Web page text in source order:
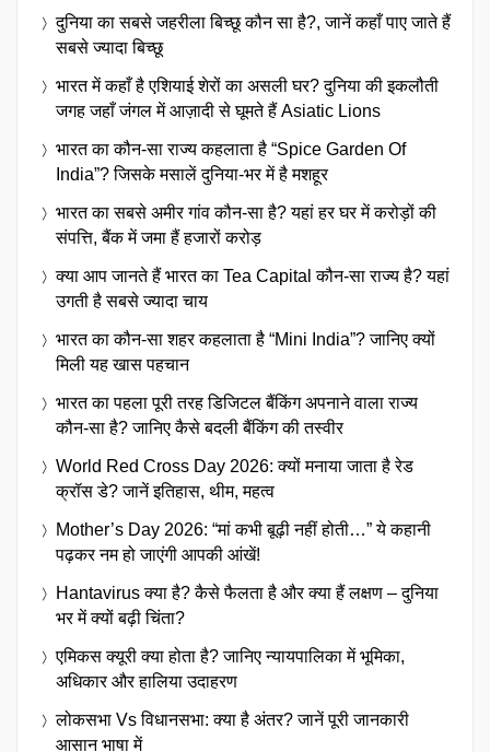
दुनिया का सबसे जहरीला बिच्छू कौन सा है?, जानें कहाँ पाए जाते हैं
सबसे ज्यादा बिच्छू
भारत में कहाँ है एशियाई शेरों का असली घर? दुनिया की इकलौती
जगह जहाँ जंगल में आज़ादी से घूमते हैं Asiatic Lions
भारत का कौन-सा राज्य कहलाता है “Spice Garden Of
India”? जिसके मसालें दुनिया-भर में है मशहूर
भारत का सबसे अमीर गांव कौन-सा है? यहां हर घर में करोड़ों की
संपत्ति, बैंक में जमा हैं हजारों करोड़
क्या आप जानते हैं भारत का Tea Capital कौन-सा राज्य है? यहां
उगती है सबसे ज्यादा चाय
भारत का कौन-सा शहर कहलाता है “Mini India”? जानिए क्यों
मिली यह खास पहचान
भारत का पहला पूरी तरह डिजिटल बैंकिंग अपनाने वाला राज्य
कौन-सा है? जानिए कैसे बदली बैंकिंग की तस्वीर
World Red Cross Day 2026: क्यों मनाया जाता है रेड
क्रॉस डे? जानें इतिहास, थीम, महत्व
Mother’s Day 2026: “मां कभी बूढ़ी नहीं होती…” ये कहानी
पढ़कर नम हो जाएंगी आपकी आंखें!
Hantavirus क्या है? कैसे फैलता है और क्या हैं लक्षण – दुनिया
भर में क्यों बढ़ी चिंता?
एमिकस क्यूरी क्या होता है? जानिए न्यायपालिका में भूमिका,
अधिकार और हालिया उदाहरण
लोकसभा Vs विधानसभा: क्या है अंतर? जानें पूरी जानकारी
आसान भाषा में